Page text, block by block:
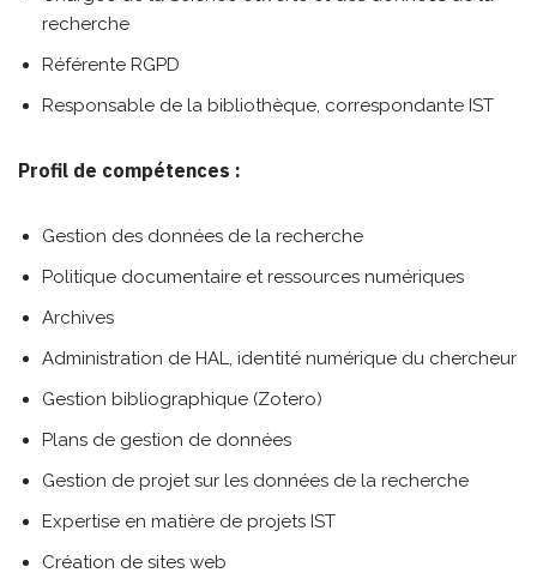
recherche
Référente RGPD
Responsable de la bibliothèque, correspondante IST
Profil de compétences :
Gestion des données de la recherche
Politique documentaire et ressources numériques
Archives
Administration de HAL, identité numérique du chercheur
Gestion bibliographique (Zotero)
Plans de gestion de données
Gestion de projet sur les données de la recherche
Expertise en matière de projets IST
Création de sites web